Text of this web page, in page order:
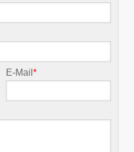
E-Mail*